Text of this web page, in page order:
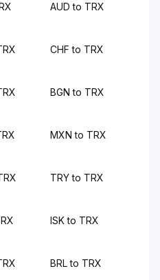
AUD to TRX
CHF to TRX
BGN to TRX
MXN to TRX
TRY to TRX
ISK to TRX
BRL to TRX